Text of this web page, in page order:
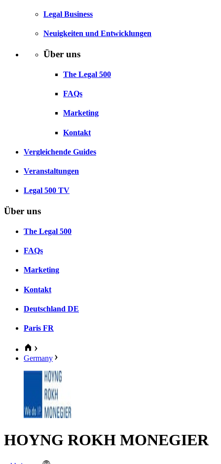
Legal Business
Neuigkeiten und Entwicklungen
Über uns
The Legal 500
FAQs
Marketing
Kontakt
Vergleichende Guides
Veranstaltungen
Legal 500 TV
Über uns
The Legal 500
FAQs
Marketing
Kontakt
Deutschland DE
Paris FR
Germany
HOYNG ROKH MONEGIER